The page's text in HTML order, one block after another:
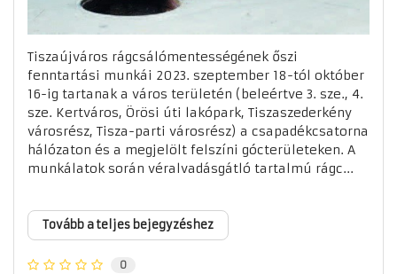
Tiszaújváros rágcsálómentességének őszi
fenntartási munkái 2023. szeptember 18-tól október
16-ig tartanak a város területén (beleértve 3. sze., 4.
sze. Kertváros, Örösi úti lakópark, Tiszaszederkény
városrész, Tisza-parti városrész) a csapadékcsatorna
hálózaton és a megjelölt felszíni gócterületeken. A
munkálatok során véralvadásgátló tartalmú rágc...
Tovább a teljes bejegyzéshez
0